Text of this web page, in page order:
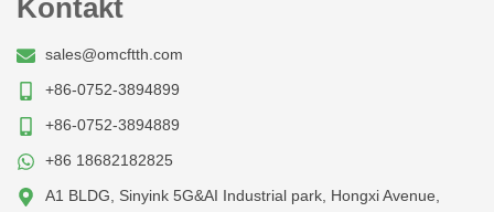
Kontakt
sales@omcftth.com
+86-0752-3894899
+86-0752-3894889
+86 18682182825
A1 BLDG, Sinyink 5G&AI Industrial park, Hongxi Avenue,